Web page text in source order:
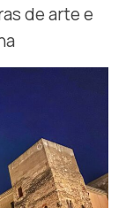
de arte e